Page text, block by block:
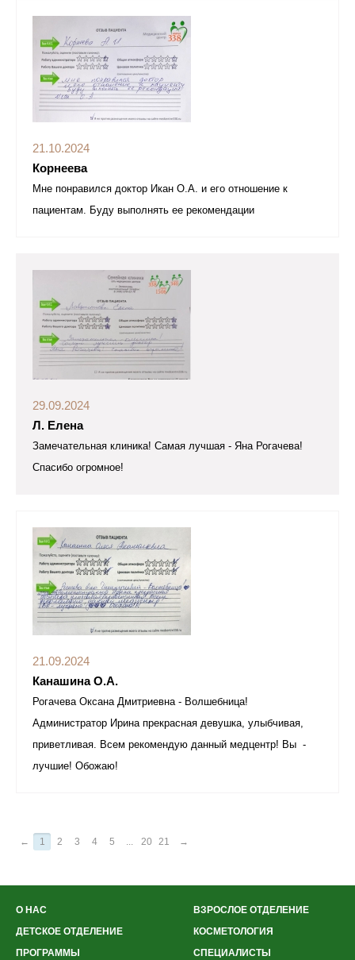
21.10.2024
Корнеева
Мне понравился доктор Икан О.А. и его отношение к
пациентам. Буду выполнять ее рекомендации
29.09.2024
Л. Елена
Замечательная клиника! Самая лучшая - Яна Рогачева!
Спасибо огромное!
21.09.2024
Канашина О.А.
Рогачева Оксана Дмитриевна - Волшебница!
Администратор Ирина прекрасная девушка, улыбчивая,
приветливая. Всем рекомендую данный медцентр! Вы -
лучшие! Обожаю!
← 1 2 3 4 5 ... 20 21 →
О НАС
ВЗРОСЛОЕ ОТДЕЛЕНИЕ
ДЕТСКОЕ ОТДЕЛЕНИЕ
КОСМЕТОЛОГИЯ
ПРОГРАММЫ
СПЕЦИАЛИСТЫ